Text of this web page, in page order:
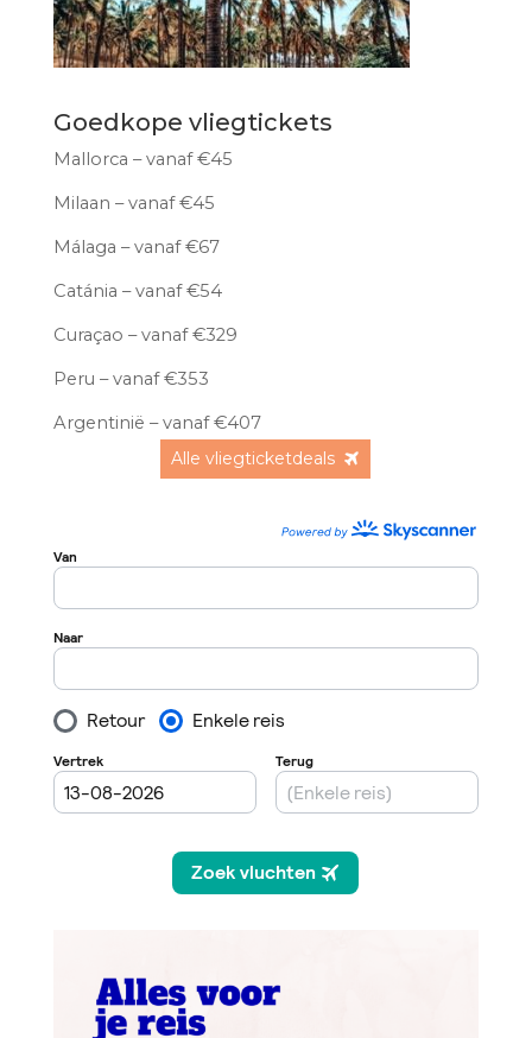
Goedkope vliegtickets
Mallorca – vanaf €45
Milaan – vanaf €45
Málaga – vanaf €67
Catánia – vanaf €54
Curaçao – vanaf €329
Peru – vanaf €353
Argentinië – vanaf €407
Alle vliegticketdeals